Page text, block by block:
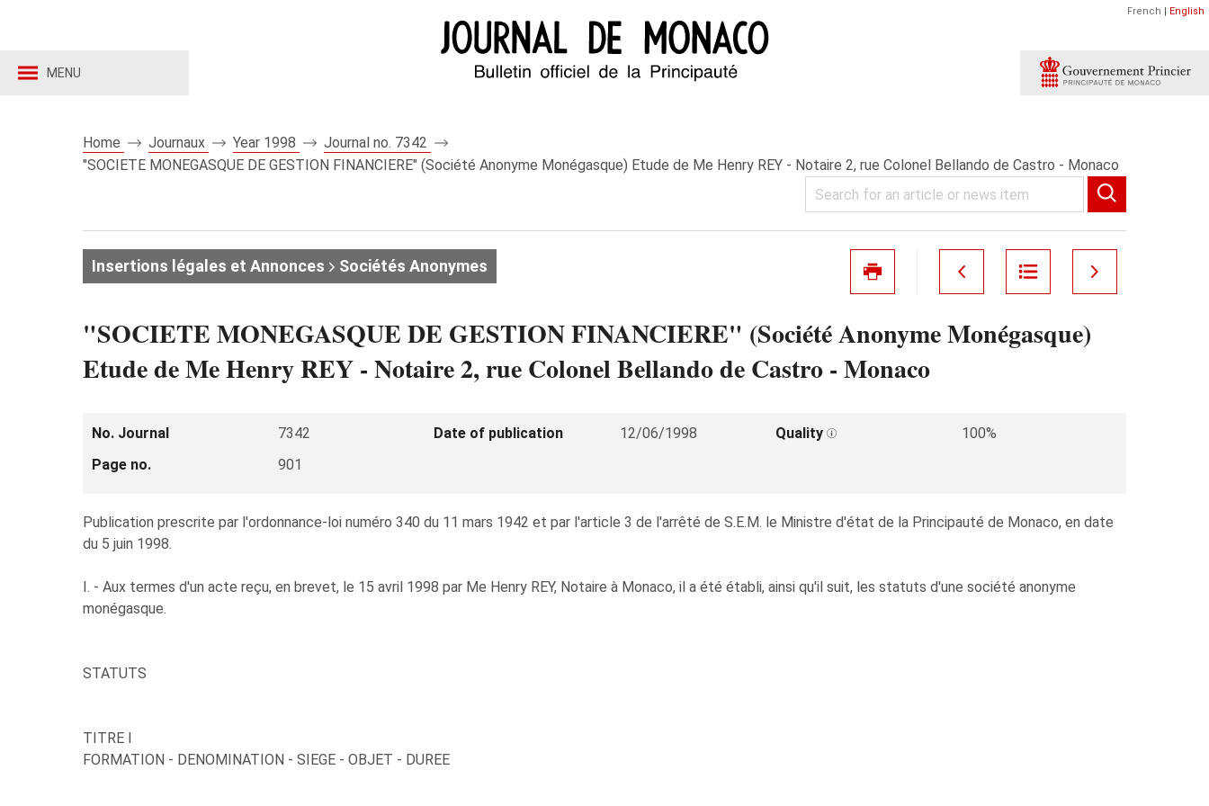
MENU
French | English
Home Journaux Year 1998
Journal no. 7342
"SOCIETE MONEGASQUE DE GESTION FINANCIERE" (Société Anonyme Monégasque) Etude de Me Henry REY - Notaire 2, rue Colonel Bellando de Castro - Monaco
Insertions légales et Annonces Sociétés Anonymes
"SOCIETE MONEGASQUE DE GESTION FINANCIERE" (Société Anonyme Monégasque)
Etude de Me Henry REY - Notaire 2, rue Colonel Bellando de Castro - Monaco
No. Journal 7342 Date of publication 12/06/1998 Quality
100%
Page no.
901
Publication prescrite par l'ordonnance-loi numéro 340 du 11 mars 1942 et par l'article 3 de l'arrêté de S.E.M. le Ministre d'état de la Principauté de Monaco, en date
du 5 juin 1998.
I. - Aux termes d'un acte reçu, en brevet, le 15 avril 1998 par Me Henry REY, Notaire à Monaco, il a été établi, ainsi qu'il suit, les statuts d'une société anonyme
monégasque.
STATUTS
TITRE I
FORMATION - DENOMINATION - SIEGE - OBJET - DUREE